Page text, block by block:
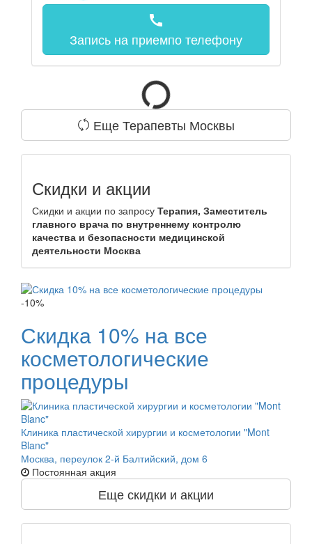
call
Запись на приемпо телефону
Еще Терапевты Москвы
Скидки и акции
Скидки и акции по запросу Терапия, Заместитель
главного врача по внутреннему контролю
качества и безопасности медицинской
деятельности Москва
-10%
Скидка 10% на все
косметологические
процедуры
Клиника пластической хирургии и косметологии "Mont
Blanc"
Москва, переулок 2-й Балтийский, дом 6
Постоянная акция
Еще скидки и акции